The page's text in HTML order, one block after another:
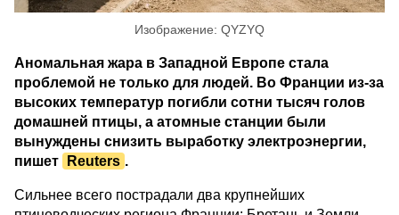
Изображение: QYZYQ
Аномальная жара в Западной Европе стала
проблемой не только для людей. Во Франции из-за
высоких температур погибли сотни тысяч голов
домашней птицы, а атомные станции были
вынуждены снизить выработку электроэнергии,
пишет
Reuters .
Сильнее всего пострадали два крупнейших